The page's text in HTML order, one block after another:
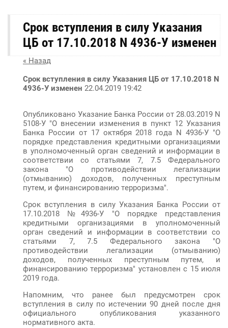
Срок вступления в силу Указания
ЦБ от 17.10.2018 N 4936-У изменен
« Назад
Срок вступления в силу Указания ЦБ от 17.10.2018 N
4936-У изменен 22.04.2019 19:42
Опубликовано Указание Банка России от 28.03.2019 N
5108-У "О внесении изменения в пункт 12 Указания
Банка России от 17 октября 2018 года N 4936-У "О
порядке представления кредитными организациями
в уполномоченный орган сведений и информации в
соответствии со статьями 7, 7.5 Федерального
закона "О противодействии легализации
(отмыванию) доходов, полученных преступным
путем, и финансированию терроризма".
Срок вступления в силу Указания Банка России от
17.10.2018 №4936-У "О порядке представления
кредитными организациями в уполномоченный
орган сведений и информации в соответствии со
статьями 7, 7.5 Федерального закона "О
противодействии легализации (отмыванию)
доходов, полученных преступным путем, и
финансированию терроризма" установлен с 15 июля
2019 года.
Напомним, что ранее был предусмотрен срок
вступления в силу по истечении 90 дней после дня
официального опубликования указанного
нормативного акта.